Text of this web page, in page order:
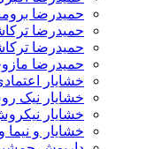
حمیدرضا
حمیدرضا
حمیدرضا
حمیدرضا
خشایار
خشایار نیک
خشایار
خشایار و نیما